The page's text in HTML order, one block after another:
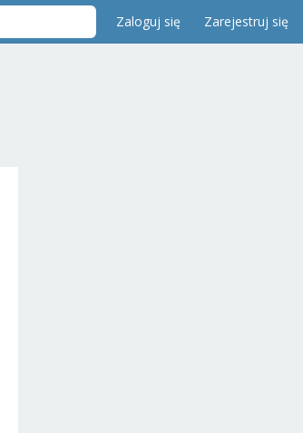
Zaloguj się Zarejestruj się